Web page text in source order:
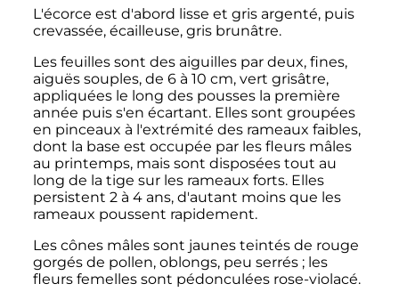
L'écorce est d'abord lisse et gris argenté, puis
crevassée, écailleuse, gris brunâtre.
Les feuilles sont des aiguilles par deux, fines,
aiguës souples, de 6 à 10 cm, vert grisâtre,
appliquées le long des pousses la première
année puis s'en écartant. Elles sont groupées
en pinceaux à l'extrémité des rameaux faibles,
dont la base est occupée par les fleurs mâles
au printemps, mais sont disposées tout au
long de la tige sur les rameaux forts. Elles
persistent 2 à 4 ans, d'autant moins que les
rameaux poussent rapidement.
Les cônes mâles sont jaunes teintés de rouge
gorgés de pollen, oblongs, peu serrés ; les
fleurs femelles sont pédonculées rose-violacé.